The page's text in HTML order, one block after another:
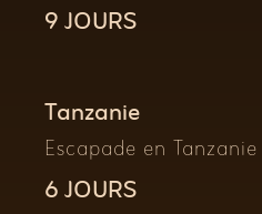
9 JOURS
Tanzanie
Escapade en
6 JOURS